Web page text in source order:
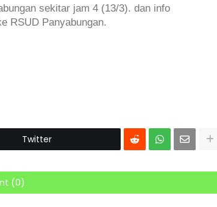
sekitar jam 4 (13/3). dan info
RSUD Panyabungan.
Twitter
(0)